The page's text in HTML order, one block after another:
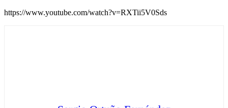
https://www.youtube.com/watch?v=RXTii5V0Sds